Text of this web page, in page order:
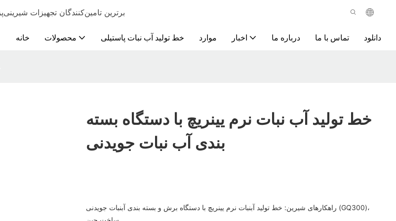
برترین تامین‌کنندگان تجهیزات شیرینی‌پزی با شکر
خانه محصولات خط تولید آب نبات پاستیلی موارد اخبار درباره ما تماس با ما دانلود
خط تولید آب نبات نرم یینریچ با دستگاه بسته
بندی آب نبات جویدنی
راهکارهای شیرین: خط تولید آبنبات نرم یینریچ با دستگاه برش و بسته بندی آبنبات جویدنی (GQ300)،